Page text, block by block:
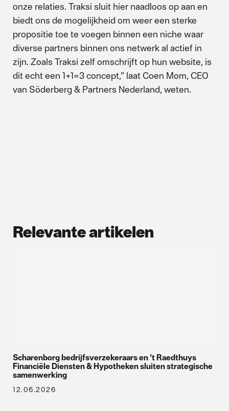
onze relaties. Traksi sluit hier naadloos op aan en
biedt ons de mogelijkheid om weer een sterke
propositie toe te voegen binnen een niche waar
diverse partners binnen ons netwerk al actief in
zijn. Zoals Traksi zelf omschrijft op hun website, is
dit echt een 1+1=3 concept,” laat Coen Mom, CEO
van Söderberg & Partners Nederland, weten.
Relevante artikelen
Scharenborg bedrijfsverzekeraars en ‘t Raedthuys
Financiële Diensten & Hypotheken sluiten strategische
samenwerking
12.06.2026